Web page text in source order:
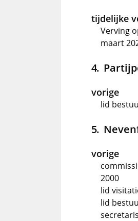
tijdelijke
Verving
maart
vorige
lid
vorige
2000
lid
lid